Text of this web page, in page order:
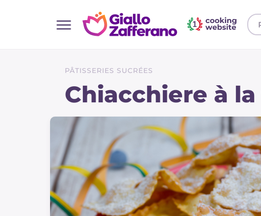
Toutes les recettes
Plats principaux
Boissons et rafraîchissements
Accompagnement
Pizzas et focaccia
Gateaux et patisserie
PÂTISSERIES SUCRÉES
Chiacchiere à